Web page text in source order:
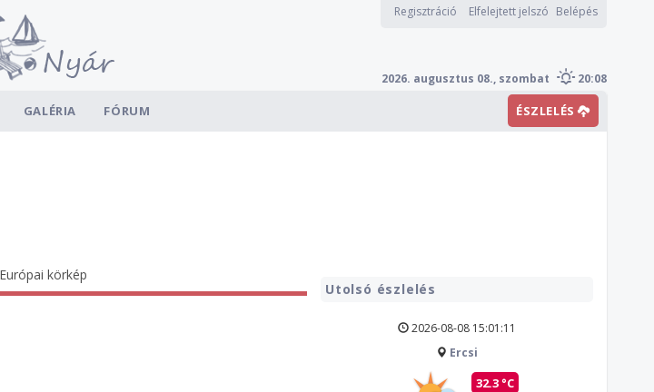
Regisztráció Elfelejtett jelszó Belépés
2026. augusztus 08., szombat 20:08
GALÉRIA FÓRUM ÉSZLELÉS
Európai körkép
Utolsó észlelés
2026-08-08 15:01:11
Ercsi
32.3 °C